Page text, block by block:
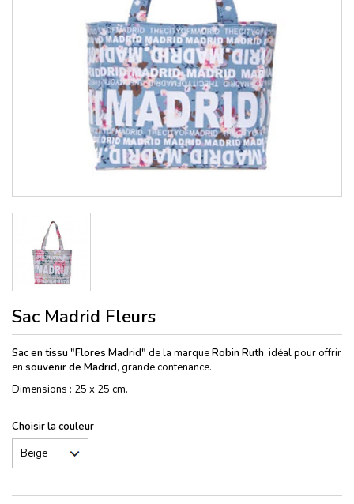
Sac Madrid Fleurs
Sac en tissu "Flores Madrid" de la marqueRobin Ruth, idéal pour offrir
en souvenir de Madrid, grande contenance.
Dimensions : 25 x 25 cm.
Choisir la couleur